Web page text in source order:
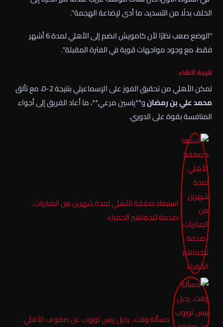
الخلف بدلًا من التسديد، ما أدى لإضاعة الهجمة”.
“الوضع صعب نظرًا لأن كامويش انضم إلى الأهلي لمدة 6 أشهر
فقط، مع وجود مواجهات قوية في الفترة المقبلة”.
نتيجة اللقاء
تمكن الأهلي من تحقيق الفوز على الإسماعيلي بنتيجة 2-0، مع تألق
محمد علي بن رمضانو**ياسين مرعي**، ما أعاد الفريق إلى أجواء
المنافسة بقوة على الدوري.
استبعاد صفقة الأهلي لمدة شهرين من المباريات..
صدمة للجماهير الحمراء
مسألة وقت.. رحيل ييس توروب عن صفوف الأهلي